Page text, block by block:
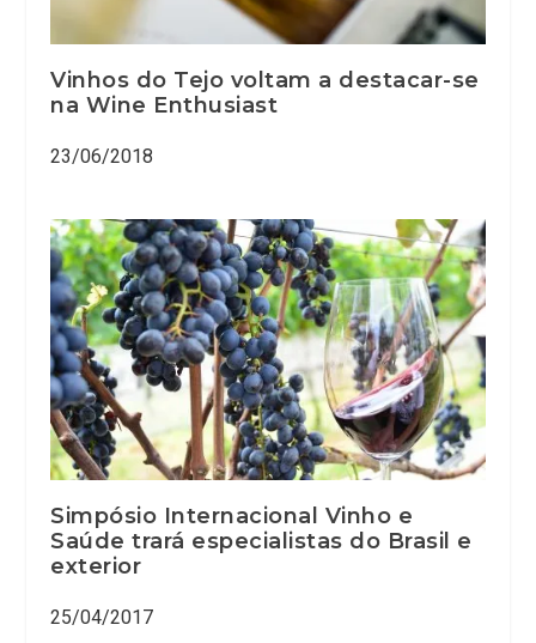
Vinhos do Tejo voltam a destacar-se
na Wine Enthusiast
23/06/2018
Simpósio Internacional Vinho e
Saúde trará especialistas do Brasil e
exterior
25/04/2017